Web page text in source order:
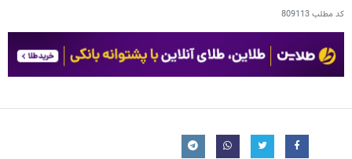
کد مطلب809113